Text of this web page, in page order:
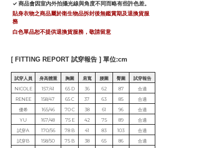
✓ 商品會因室內外拍攝光線與角度不同而略有些許色差。
貼身衣物之商品屬於衛生物品拆封後無鑑賞期及退換貨服
務
白色單品恕不提供退換貨服務，敬請留意
[ FITTING REPORT 試穿報告 ] 單位:cm
試穿人員 身高體重 胸圍 肩寬 腰圍 臀圍
試穿報告
NICOLE
157/41 65 D 36 62 87
合適
RENEE
158/47 65 C 37 63 85
合適
優希
165/46 70 C 38 61 96
合適
YU
167/48 75 E 42 75 89
合適
試穿A
170/56 78 B 41 83 103
合適
試穿B
158/50 75 B 38 65 86
合適